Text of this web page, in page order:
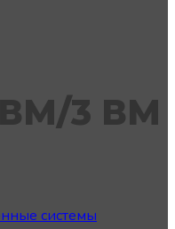
3 ВМ
системы